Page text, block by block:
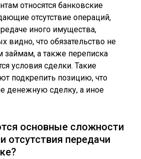
относятся банковские
отсутствие операций,
иного имущества,
видно, что обязательство не
а также переписка
условия сделки. Такие
подкрепить позицию, что
денежную сделку, а иное
основные сложности
отсутствия передачи